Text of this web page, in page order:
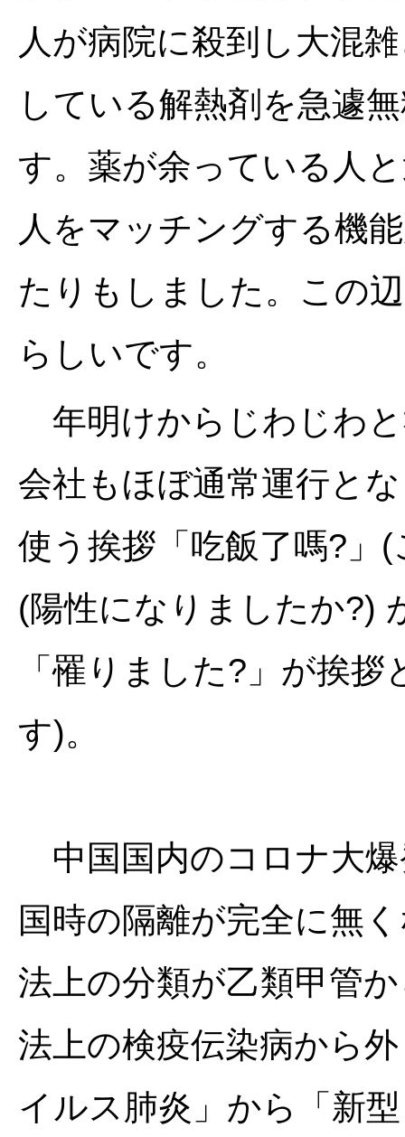
人が病院に殺到し大混
している解熱剤を急遽
す。薬が余っている人
人をマッチングする機
たりもしました。この
らしいです。
年明けからじわじわ
会社もほぼ通常運行と
使う挨拶「吃飯了嗎?」
(陽性になりましたか?)
「罹りました?」が挨
す)。
中国国内のコロナ大
国時の隔離が完全に無
法上の分類が乙類甲管
法上の検疫伝染病から
イルス肺炎」から「新